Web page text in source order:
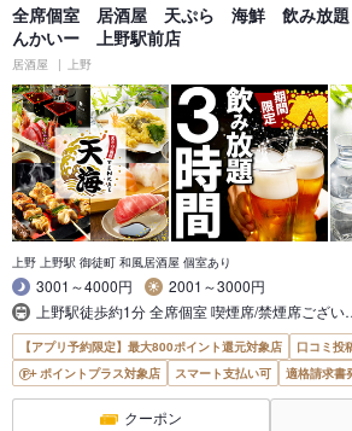
全席個室 居酒屋 天ぷら 海鮮 飲み放
んかいー 上野駅前店
居酒屋 上野
上野 上野駅 御徒町 和風居酒屋 個室あり
3001～4000円
2001～3000円
上野駅徒歩約1分 全席個室 喫煙席/禁煙席ござ
【アプリ予約限定】最大800ポイント還元対象店 口コミ投
ポイントプラス対象店
スマート支払い可 適格請求書
クーポン